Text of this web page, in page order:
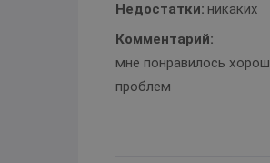
Недостатки: никаких
Комментарий:
мне понравилось
проблем